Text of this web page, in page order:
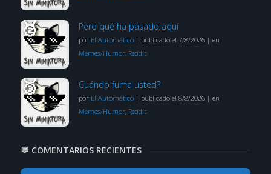
Pero qué ha pasado aquí
por El Automático| publicado el 7/8/2026| en
Memes/Humor, Reddit
Cuándo fuma usted?
por El Automático| publicado el 8/8/2026| en
Memes/Humor, Reddit
💬 COMENTARIOS RECIENTES